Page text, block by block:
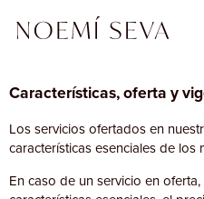
Características, oferta y
Los servicios ofertados en
características esenciales de los
En caso de un servicio en